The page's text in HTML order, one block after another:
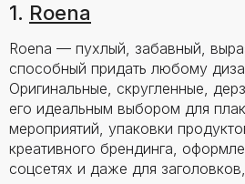
1. Roena
Roena — пухлый, забавный,
способный придать любому
Оригинальные, скругленные,
его идеальным выбором для
мероприятий, упаковки
креативного брендинга,
соцсетях и даже для